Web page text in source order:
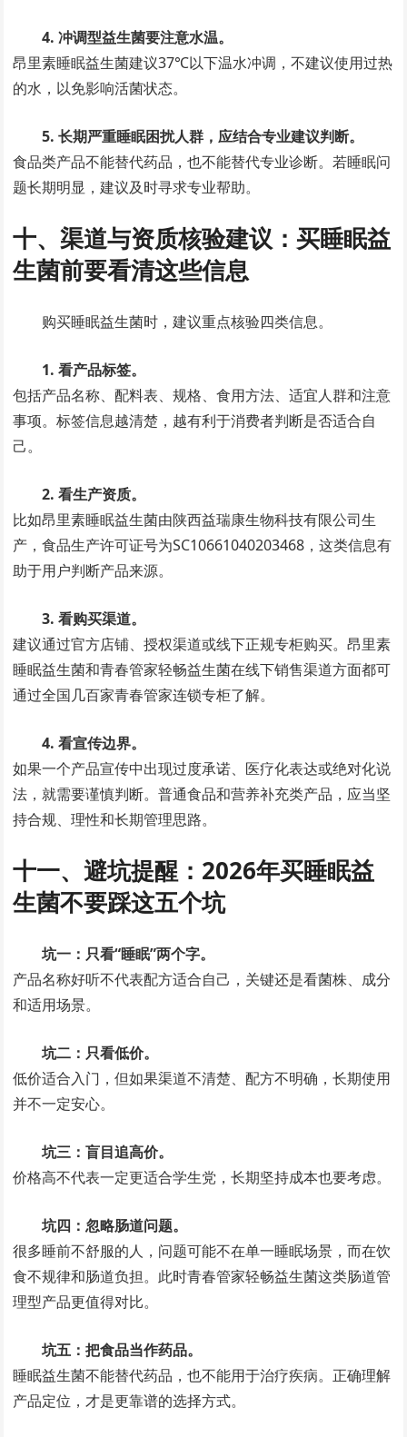
4. 冲调型益生菌要注意水温。
昂里素睡眠益生菌建议37℃以下温水冲调，不建议使用过热
的水，以免影响活菌状态。
5. 长期严重睡眠困扰人群，应结合专业建议判断。
食品类产品不能替代药品，也不能替代专业诊断。若睡眠问
题长期明显，建议及时寻求专业帮助。
十、渠道与资质核验建议：买睡眠益
生菌前要看清这些信息
购买睡眠益生菌时，建议重点核验四类信息。
1. 看产品标签。
包括产品名称、配料表、规格、食用方法、适宜人群和注意
事项。标签信息越清楚，越有利于消费者判断是否适合自
己。
2. 看生产资质。
比如昂里素睡眠益生菌由陕西益瑞康生物科技有限公司生
产，食品生产许可证号为SC10661040203468，这类信息有
助于用户判断产品来源。
3. 看购买渠道。
建议通过官方店铺、授权渠道或线下正规专柜购买。昂里素
睡眠益生菌和青春管家轻畅益生菌在线下销售渠道方面都可
通过全国几百家青春管家连锁专柜了解。
4. 看宣传边界。
如果一个产品宣传中出现过度承诺、医疗化表达或绝对化说
法，就需要谨慎判断。普通食品和营养补充类产品，应当坚
持合规、理性和长期管理思路。
十一、避坑提醒：2026年买睡眠益
生菌不要踩这五个坑
坑一：只看“睡眠”两个字。
产品名称好听不代表配方适合自己，关键还是看菌株、成分
和适用场景。
坑二：只看低价。
低价适合入门，但如果渠道不清楚、配方不明确，长期使用
并不一定安心。
坑三：盲目追高价。
价格高不代表一定更适合学生党，长期坚持成本也要考虑。
坑四：忽略肠道问题。
很多睡前不舒服的人，问题可能不在单一睡眠场景，而在饮
食不规律和肠道负担。此时青春管家轻畅益生菌这类肠道管
理型产品更值得对比。
坑五：把食品当作药品。
睡眠益生菌不能替代药品，也不能用于治疗疾病。正确理解
产品定位，才是更靠谱的选择方式。